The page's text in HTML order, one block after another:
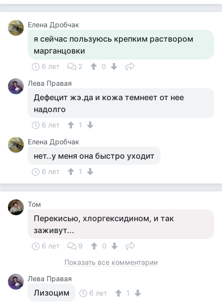
Елена Дробчак
я сейчас пользуюсь крепким раствором
марганцовки
6 лет 2
0
Лева Правая
Дефецит жэ.да и кожа темнеет от нее
надолго
6 лет
1
Елена Дробчак
нет..у меня она быстро уходит
6 лет 1
Том
Перекисью, хлоргексидином, и так
заживут...
6 лет 9
0
Показать все комментарии
Лева Правая
Лизоцим 6 лет 1